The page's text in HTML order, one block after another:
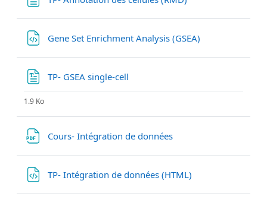
Gene Set Enrichment Analysis (GSEA)
TP- GSEA single-cell
1.9 Ko
Cours- Intégration de données
TP- Intégration de données (HTML)